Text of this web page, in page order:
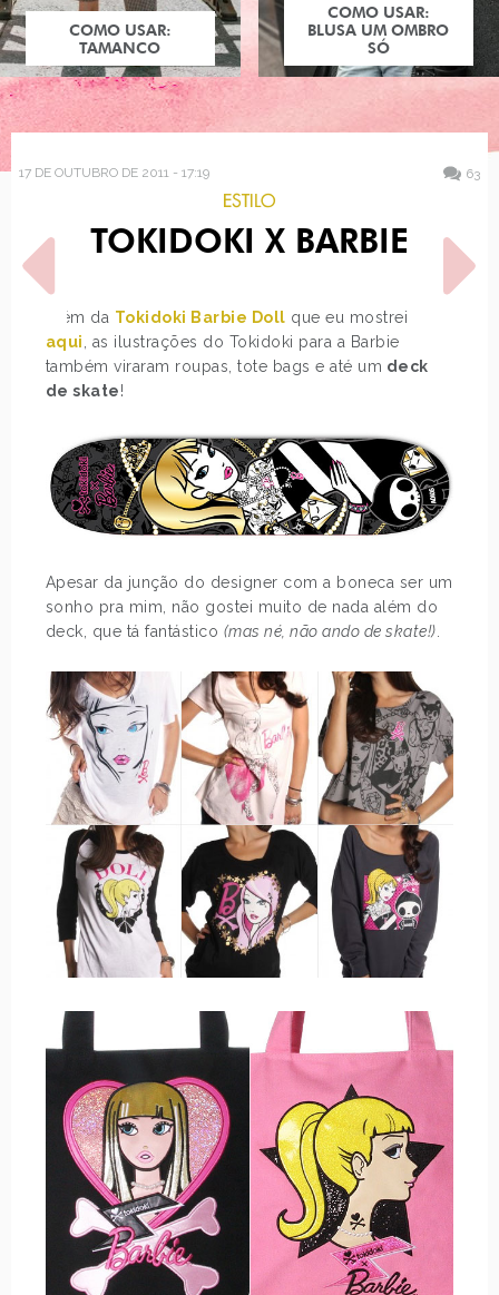
COMO USAR:
TAMANCO
COMO USAR:
BLUSA UM OMBRO
SÓ
17 DE OUTUBRO DE 2011 - 17:19 63
ESTILO
TOKIDOKI X BARBIE
Além da Tokidoki Barbie Doll que eu mostrei
aqui
, as ilustrações do Tokidoki para a Barbie
também viraram roupas, tote bags e até um deck
de skate!
Apesar da junção do designer com a boneca ser um
sonho pra mim, não gostei muito de nada além do
deck, que tá fantástico (mas né, não ando de skate!)
POST ANTERIOR
BATALHA: KATE HUDSON
PRÓXIMO POST